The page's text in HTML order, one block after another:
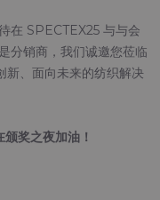
在 SPECTEX25 与与会
分销商，我们诚邀您莅临
新、面向未来的纺织解决
奖之夜加油！